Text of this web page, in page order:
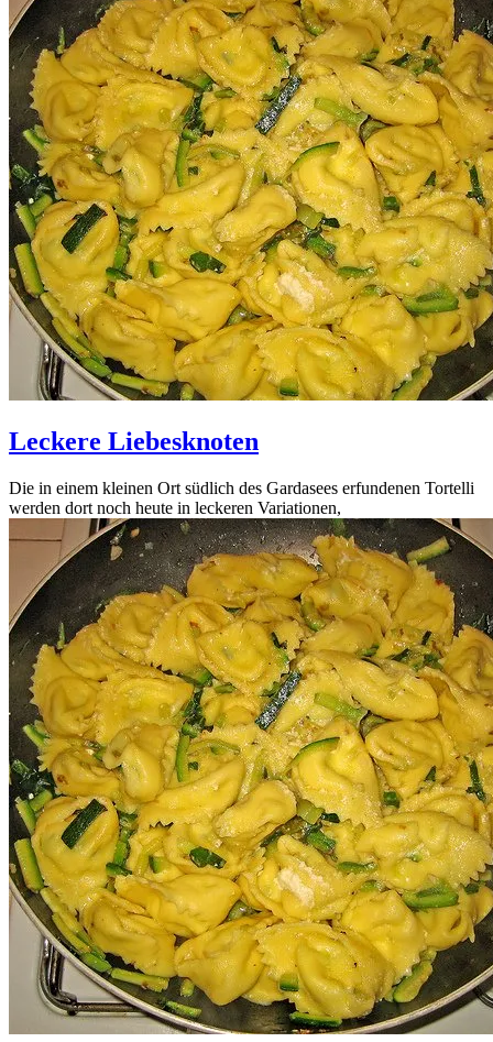
Leckere Liebesknoten
Die in einem kleinen Ort südlich des Gardasees erfundenen Tortelli
werden dort noch heute in leckeren Variationen,